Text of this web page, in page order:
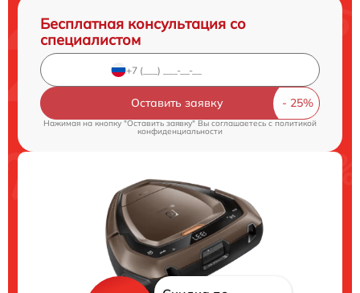
Бесплатная консультация со
специалистом
Оставить заявку
Нажимая на кнопку "Оставить заявку" Вы соглашаетесь c политикой
конфиденциальности